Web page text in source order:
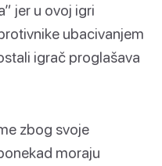
jer u ovoj igri
ubacivanjem
igrač proglašava
zbog svoje
moraju